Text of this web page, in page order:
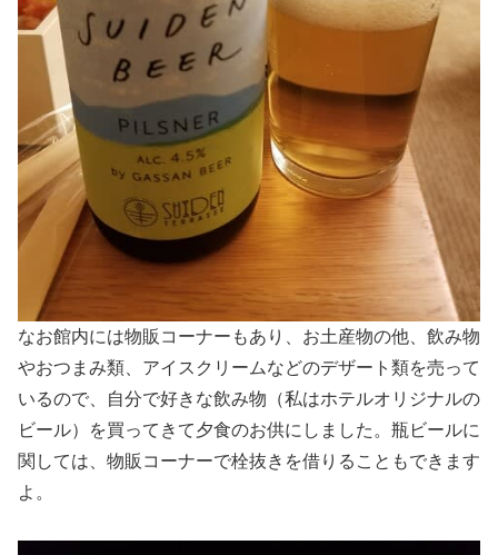
なお館内には物販コーナーもあり、お土産物の他、飲み物
やおつまみ類、アイスクリームなどのデザート類を売って
いるので、自分で好きな飲み物（私はホテルオリジナルの
ビール）を買ってきて夕食のお供にしました。瓶ビールに
関しては、物販コーナーで栓抜きを借りることもできます
よ。